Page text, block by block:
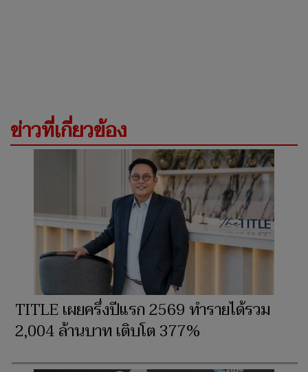
ข่าวที่เกี่ยวข้อง
TITLE เผยครึ่งปีแรก 2569 ทำรายได้รวม
2,004 ล้านบาท เติบโต 377%